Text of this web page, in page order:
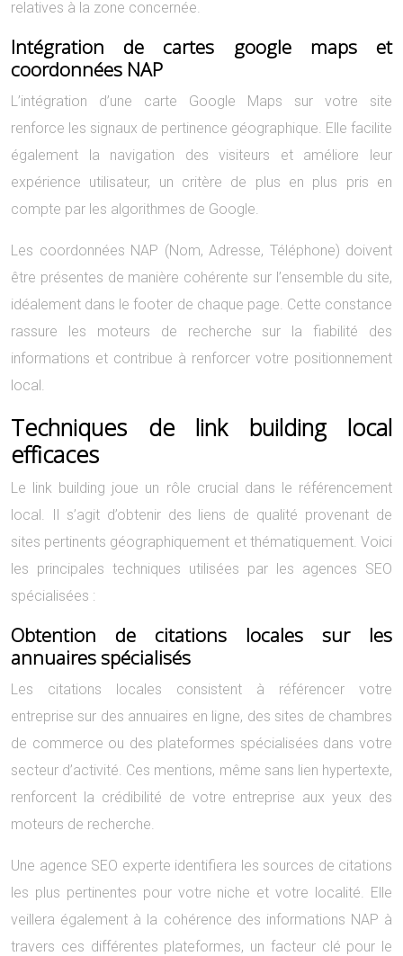
relatives à la zone concernée.
Intégration de cartes google maps et
coordonnées NAP
L’intégration d’une carte Google Maps sur votre site
renforce les signaux de pertinence géographique. Elle facilite
également la navigation des visiteurs et améliore leur
expérience utilisateur, un critère de plus en plus pris en
compte par les algorithmes de Google.
Les coordonnées NAP (Nom, Adresse, Téléphone) doivent
être présentes de manière cohérente sur l’ensemble du site,
idéalement dans le footer de chaque page. Cette constance
rassure les moteurs de recherche sur la fiabilité des
informations et contribue à renforcer votre positionnement
local.
Techniques de link building local
efficaces
Le link building joue un rôle crucial dans le référencement
local. Il s’agit d’obtenir des liens de qualité provenant de
sites pertinents géographiquement et thématiquement. Voici
les principales techniques utilisées par les agences SEO
spécialisées :
Obtention de citations locales sur les
annuaires spécialisés
Les citations locales consistent à référencer votre
entreprise sur des annuaires en ligne, des sites de chambres
de commerce ou des plateformes spécialisées dans votre
secteur d’activité. Ces mentions, même sans lien hypertexte,
renforcent la crédibilité de votre entreprise aux yeux des
moteurs de recherche.
Une agence SEO experte identifiera les sources de citations
les plus pertinentes pour votre niche et votre localité. Elle
veillera également à la cohérence des informations NAP à
travers ces différentes plateformes, un facteur clé pour le